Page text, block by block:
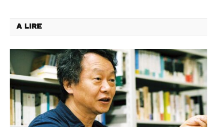
A LIRE